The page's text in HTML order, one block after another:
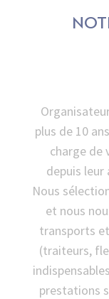
plus de 10
charge de
depuis leur
Nous
et nous
transports
(traiteurs,
prestations